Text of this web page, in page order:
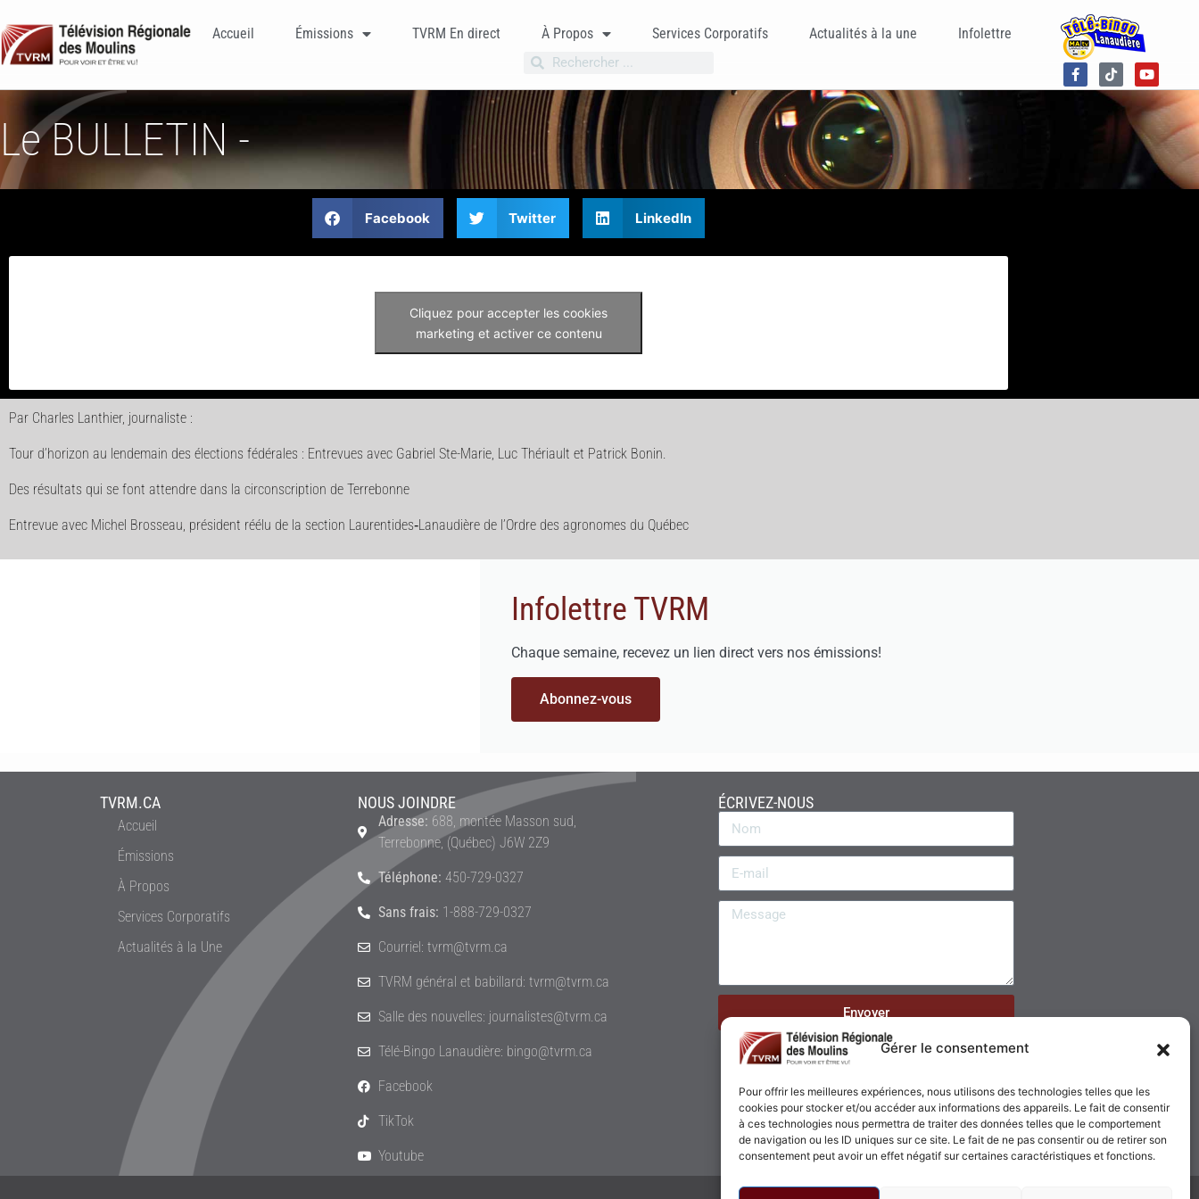
Gérer le consentement
Pour offrir les meilleures expériences, nous utilisons des technologies telles que les
cookies pour stocker et/ou accéder aux informations des appareils. Le fait de consentir
à ces technologies nous permettra de traiter des données telles que le comportement
de navigation ou les ID uniques sur ce site. Le fait de ne pas consentir ou de retirer son
consentement peut avoir un effet négatif sur certaines caractéristiques et fonctions.
Accueil Émissions TVRM En direct À Propos Services Corporatifs Actualités à la une Infolettre
Le BULLETIN -
Facebook Twitter LinkedIn
Cliquez pour accepter les cookies
marketing et activer ce contenu
Par Charles Lanthier, journaliste :
Tour d’horizon au lendemain des élections fédérales : Entrevues avec Gabriel Ste-Marie, Luc Thériault et Patrick Bonin.
Des résultats qui se font attendre dans la circonscription de Terrebonne
Entrevue avec Michel Brosseau, président réélu de la section Laurentides‑Lanaudière de l’Ordre des agronomes du Québec
Infolettre TVRM
Chaque semaine, recevez un lien direct vers nos émissions!
Abonnez-vous
TVRM.CA
Accueil
Émissions
À Propos
Services Corporatifs
Actualités à la Une
NOUS JOINDRE
Adresse: 688, montée Masson sud,
Terrebonne, (Québec) J6W 2Z9
Téléphone: 450-729-0327
Sans frais: 1-888-729-0327
Courriel: tvrm@tvrm.ca
TVRM général et babillard: tvrm@tvrm.ca
Salle des nouvelles: journalistes@tvrm.ca
Télé-Bingo Lanaudière: bingo@tvrm.ca
Facebook
TikTok
Youtube
ÉCRIVEZ-NOUS
Envoyer